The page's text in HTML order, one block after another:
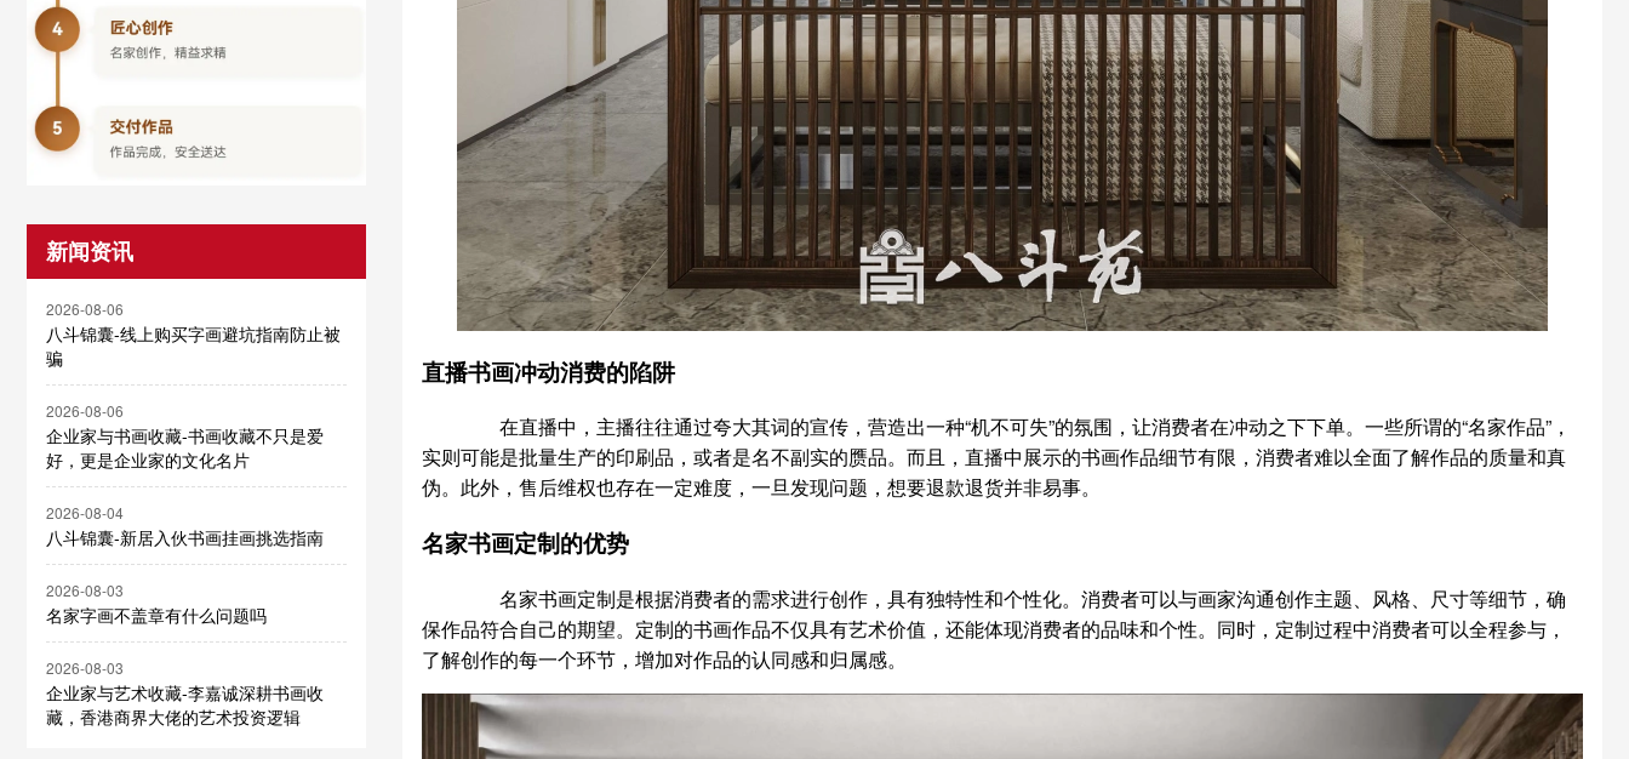
新闻资讯
2026-08-06
八斗锦囊-线上购买字画避坑指南防止被
骗
2026-08-06
企业家与书画收藏-书画收藏不只是爱
好，更是企业家的文化名片
2026-08-04
八斗锦囊-新居入伙书画挂画挑选指南
2026-08-03
名家字画不盖章有什么问题吗
2026-08-03
企业家与艺术收藏-李嘉诚深耕书画收
藏，香港商界大佬的艺术投资逻辑
直播书画冲动消费的陷阱
在直播中，主播往往通过夸大其词的宣传，营造出一种“机不可失”的氛围，让消费者在冲动之下下单。一些所谓的“名家作品”，
实则可能是批量生产的印刷品，或者是名不副实的赝品。而且，直播中展示的书画作品细节有限，消费者难以全面了解作品的质量和真
伪。此外，售后维权也存在一定难度，一旦发现问题，想要退款退货并非易事。
名家书画定制的优势
名家书画定制是根据消费者的需求进行创作，具有独特性和个性化。消费者可以与画家沟通创作主题、风格、尺寸等细节，确
保作品符合自己的期望。定制的书画作品不仅具有艺术价值，还能体现消费者的品味和个性。同时，定制过程中消费者可以全程参与，
了解创作的每一个环节，增加对作品的认同感和归属感。